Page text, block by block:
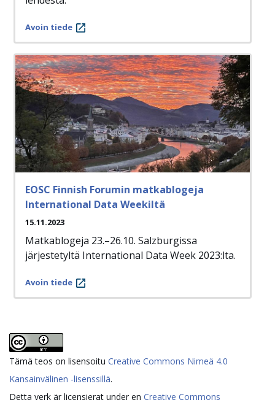
Avoin tiede
EOSC Finnish Forumin matkablogeja
International Data Weekiltä
15.11.2023
Matkablogeja 23.–26.10. Salzburgissa
järjestetyltä International Data Week 2023:lta.
Avoin tiede
Tämä teos on lisensoitu Creative Commons Nimeä 4.0
Kansainvälinen -lisenssillä.
Detta verk är licensierat under en Creative Commons